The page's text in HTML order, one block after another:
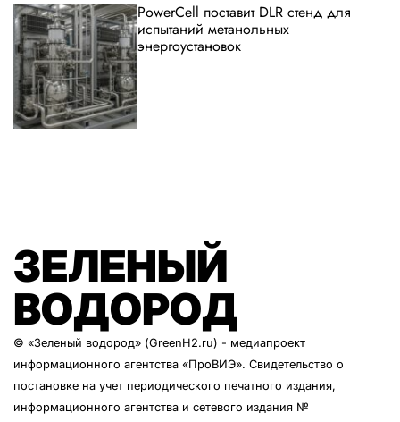
PowerCell поставит DLR стенд для
испытаний метанольных
энергоустановок
ЗЕЛЕНЫЙ
ВОДОРОД
© «Зеленый водород» (GreenH2.ru) - медиапроект
информационного агентства «ПроВИЭ». Свидетельство о
постановке на учет периодического печатного издания,
информационного агентства и сетевого издания №